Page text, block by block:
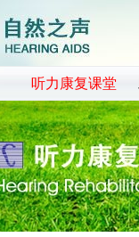
听力康复课堂